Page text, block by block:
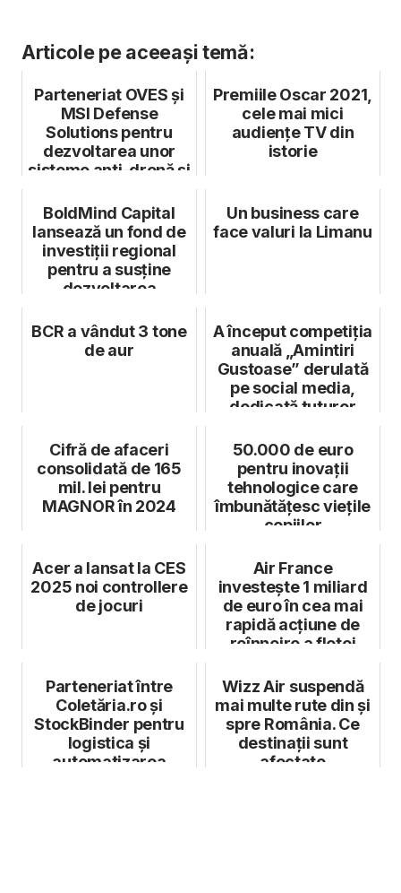
Articole pe aceeași temă:
Parteneriat OVES și
MSI Defense
Solutions pentru
dezvoltarea unor
sisteme anti-dronă și
Premiile Oscar 2021,
cele mai mici
audiențe TV din
istorie
BoldMind Capital
lansează un fond de
investiții regional
pentru a susține
dezvoltarea
Un business care
face valuri la Limanu
BCR a vândut 3 tone
de aur
A început competiția
anuală „Amintiri
Gustoase” derulată
pe social media,
dedicată tuturor
Cifră de afaceri
consolidată de 165
mil. lei pentru
MAGNOR în 2024
50.000 de euro
pentru inovații
tehnologice care
îmbunătățesc viețile
copiilor
Acer a lansat la CES
2025 noi controllere
de jocuri
Air France
investește 1 miliard
de euro în cea mai
rapidă acțiune de
reînnoire a flotei
Parteneriat între
Coletăria.ro și
StockBinder pentru
logistica și
automatizarea
Wizz Air suspendă
mai multe rute din și
spre România. Ce
destinații sunt
afectate